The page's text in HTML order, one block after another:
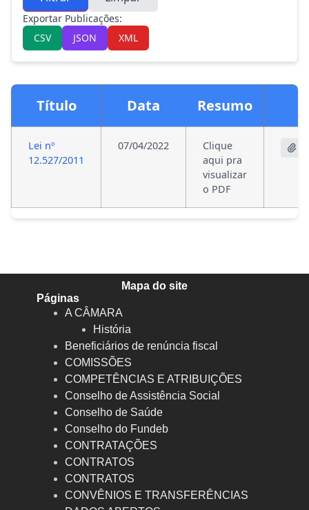
Exportar Publicações:
CSV
JSON XML
Título Data Resumo
Lei nº
12.527/2011
07/04/2022
Clique
aqui pra
visualizar
o PDF
Mapa do site
Páginas
A CÂMARA
História
Beneficiários de renúncia fiscal
COMISSÕES
COMPETÊNCIAS E ATRIBUIÇÕES
Conselho de Assistência Social
Conselho de Saúde
Conselho do Fundeb
CONTRATAÇÕES
CONTRATOS
CONTRATOS
CONVÊNIOS E TRANSFERÊNCIAS